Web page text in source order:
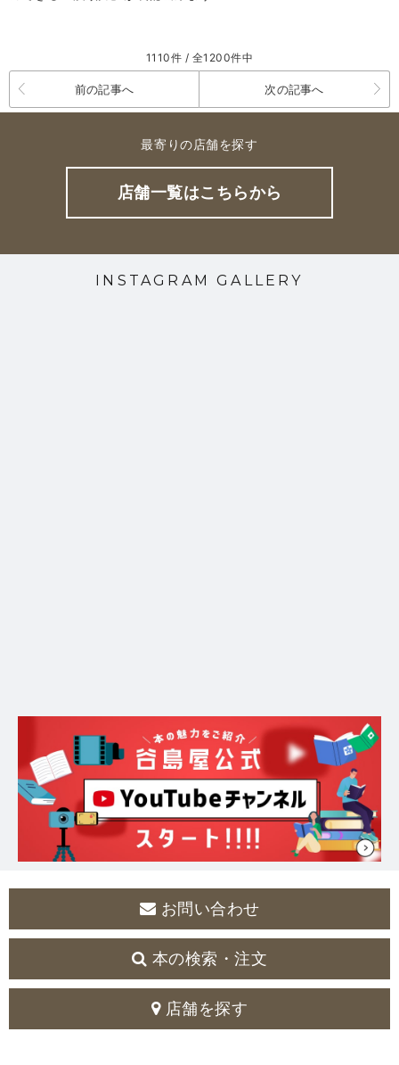
1110件 / 全1200件中
前の記事へ 次の記事へ
最寄りの店舗を探す
店舗一覧はこちらから
INSTAGRAM GALLERY
お問い合わせ
本の検索・注文
店舗を探す